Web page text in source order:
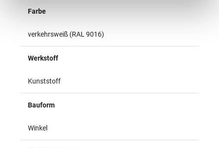
Farbe
verkehrsweiß (RAL 9016)
Werkstoff
Kunststoff
Bauform
Winkel